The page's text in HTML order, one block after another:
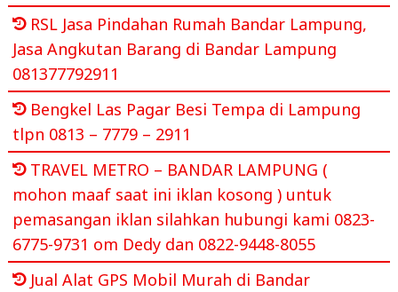
RSL Jasa Pindahan Rumah Bandar Lampung,
Jasa Angkutan Barang di Bandar Lampung
081377792911
Bengkel Las Pagar Besi Tempa di Lampung
tlpn 0813 – 7779 – 2911
TRAVEL METRO – BANDAR LAMPUNG (
mohon maaf saat ini iklan kosong ) untuk
pemasangan iklan silahkan hubungi kami 0823-
6775-9731 om Dedy dan 0822-9448-8055
Jual Alat GPS Mobil Murah di Bandar